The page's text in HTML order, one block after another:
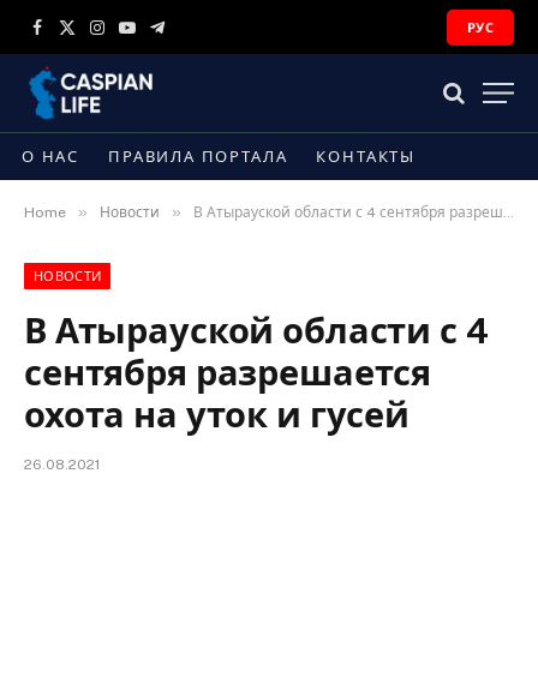
Facebook
X
Instagram
YouTubeTelegram
РУС
О НАС ПРАВИЛА ПОРТАЛА КОНТАКТЫ
Home » Новости » В Атырауской области с 4 сентября разрешается охота на уток и гусей
НОВОСТИ
В Атырауской области с 4
сентября разрешается
охота на уток и гусей
26.08.2021